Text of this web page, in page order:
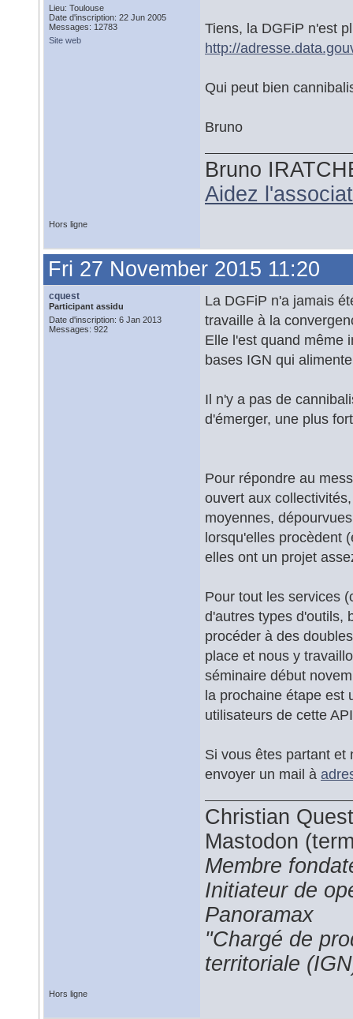
Lieu: Toulouse
Date d'inscription: 22 Jun 2005
Messages: 12783
Site web
Tiens, la DGFiP n'est
http://
Qui peut bien
Bruno
Bruno
Aidez
Hors ligne
Fri 27 November 2015 11:20
cquest
Participant assidu
Date d'inscription: 6 Jan 2013
Messages: 922
La DGFiP n'a jamais
travaille à la
Elle l'est quand même
bases IGN qui
Il n'y a pas de
d'émerger, une plus
Pour répondre au
ouvert aux
moyennes,
lorsqu'elles procèdent
elles ont un projet
Pour tout les services
d'autres types d'outils,
procéder à des
place et nous y
séminaire début
la prochaine étape est
utilisateurs de cette
Si vous êtes partant et
envoyer un mail à
Christian
Mastodon
Membre
Initiateur de
Panoramax
"Chargé de
territoriale
Hors ligne